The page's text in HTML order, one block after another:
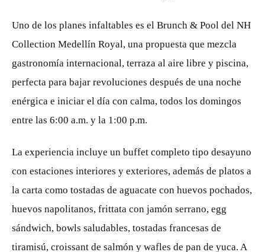
Uno de los planes infaltables es el Brunch & Pool del NH
Collection Medellín Royal, una propuesta que mezcla
gastronomía internacional, terraza al aire libre y piscina,
perfecta para bajar revoluciones después de una noche
enérgica e iniciar el día con calma, todos los domingos
entre las 6:00 a.m. y la 1:00 p.m.
La experiencia incluye un buffet completo tipo desayuno
con estaciones interiores y exteriores, además de platos a
la carta como tostadas de aguacate con huevos pochados,
huevos napolitanos, frittata con jamón serrano, egg
sándwich, bowls saludables, tostadas francesas de
tiramisú, croissant de salmón y wafles de pan de yuca. A